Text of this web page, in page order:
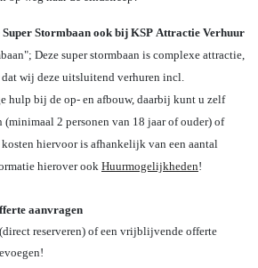
Stormbaan ook bij KSP Attractie Verhuur
Deze super stormbaan is complexe attractie,
dat wij deze uitsluitend verhuren incl.
hulp bij de op- en afbouw, daarbij kunt u zelf
2 personen van 18 jaar of ouder) of
hiervoor is afhankelijk van een aantal
hierover ook Huurmogelijkheden!
aanvragen
reserveren) of een vrijblijvende offerte